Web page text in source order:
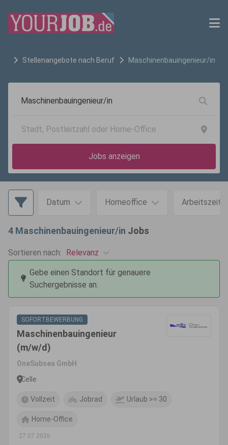
Stellenangebote nach Beruf Maschinenbauingenieur/in
Jobs anzeigen
Datum Homeoffice Arbeitszeit
4 Maschinenbauingenieur/in Jobs
Sortieren nach: Relevanz
Gebe einen Standort für genauere
Suchergebnisse an.
SOFORTBEWERBUNG
Maschinenbauingenieur
(m/w/d)
OneSubsea GmbH
Celle
Vollzeit Jobrad Urlaub >= 30
Home-Office
27.07.2026